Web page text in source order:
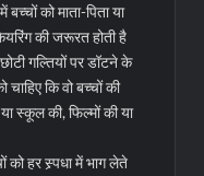
को माता-पिता या
की जरूरत होती है
गल्तियों पर डॉटने के
कि वो बच्चों की
स्कूल की, फिल्मों की या
हर स्र्पधा में भाग लेते